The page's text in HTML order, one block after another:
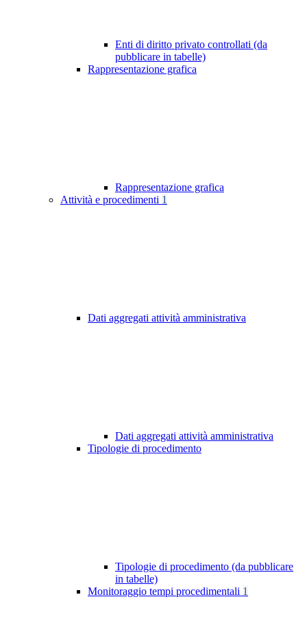
Enti di diritto privato controllati (da
pubblicare in tabelle)
Rappresentazione grafica
Rappresentazione grafica
Attività e procedimenti 1
Dati aggregati attività amministrativa
Dati aggregati attività amministrativa
Tipologie di procedimento
Tipologie di procedimento (da pubblicare
in tabelle)
Monitoraggio tempi procedimentali 1